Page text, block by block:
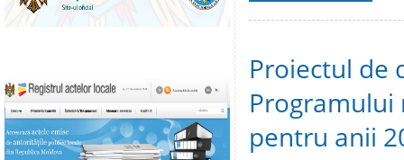
Proiectul de
Programului
pentru anii